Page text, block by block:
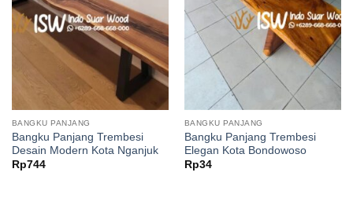
BANGKU PANJANG
Bangku Panjang Trembesi
Desain Modern Kota Nganjuk
Rp744
BANGKU PANJANG
Bangku Panjang Trembesi
Elegan Kota Bondowoso
Rp34